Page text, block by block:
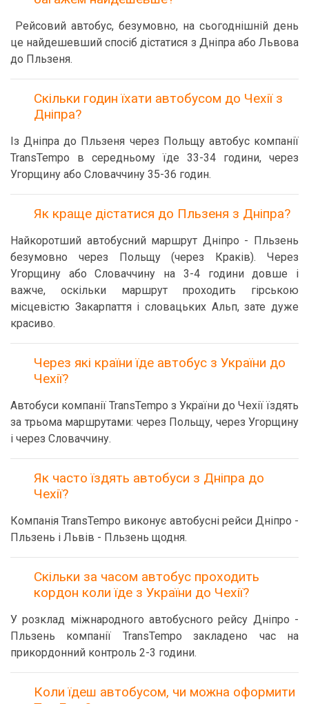
Рейсовий автобус, безумовно, на сьогоднішній день
це найдешевший спосіб дістатися з Дніпра або Львова
до Пльзеня.
Скільки годин їхати автобусом до Чехії з
Дніпра?
Із Дніпра до Пльзеня через Польщу автобус компанії
TransTempo в середньому їде 33-34 години, через
Угорщину або Словаччину 35-36 годин.
Як краще дістатися до Пльзеня з Дніпра?
Найкоротший автобусний маршрут Дніпро - Пльзень
безумовно через Польщу (через Краків). Через
Угорщину або Словаччину на 3-4 години довше і
важче, оскільки маршрут проходить гірською
місцевістю Закарпаття і словацьких Альп, зате дуже
красиво.
Через які країни їде автобус з України до
Чехії?
Автобуси компанії TransTempo з України до Чехії їздять
за трьома маршрутами: через Польщу, через Угорщину
і через Словаччину.
Як часто їздять автобуси з Дніпра до
Чехії?
Компанія TransTempo виконує автобусні рейси Дніпро -
Пльзень і Львів - Пльзень щодня.
Скільки за часом автобус проходить
кордон коли їде з України до Чехії?
У розклад міжнародного автобусного рейсу Дніпро -
Пльзень компанії TransTempo закладено час на
прикордонний контроль 2-3 години.
Коли їдеш автобусом, чи можна оформити